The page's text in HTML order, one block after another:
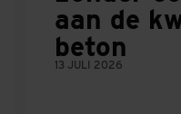
aan de
beton
13 JULI 2026